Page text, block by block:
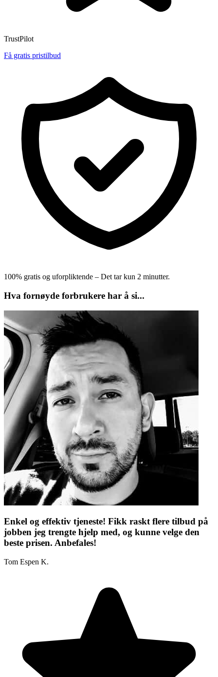
TrustPilot
Få gratis pristilbud
100% gratis og uforpliktende – Det tar kun 2 minutter.
Hva fornøyde forbrukere har å si...
Enkel og effektiv tjeneste! Fikk raskt flere tilbud på
jobben jeg trengte hjelp med, og kunne velge den
beste prisen. Anbefales!
Tom Espen K.